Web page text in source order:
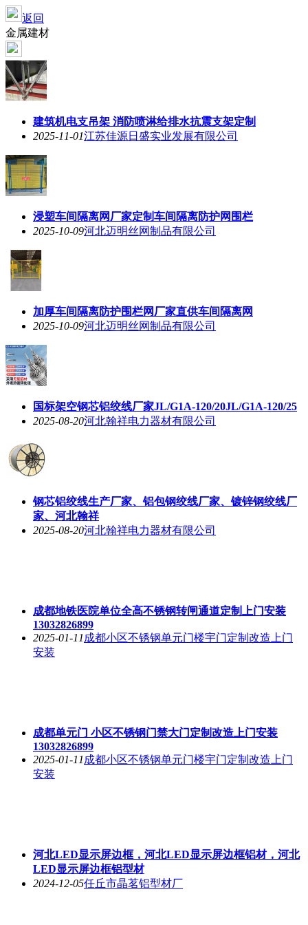
返回
金属建材
建筑机电支吊架 消防喷淋给排水抗震支架定制
2025-11-01江苏佳源日盛实业发展有限公司
浸塑车间隔离网厂家定制车间隔离防护网围栏
2025-10-09河北迈明丝网制品有限公司
加厚车间隔离防护围栏网厂家直供车间隔离网
2025-10-09河北迈明丝网制品有限公司
国标架空钢芯铝绞线厂家JL/G1A-120/20JL/G1A-120/25
2025-08-20河北翰祥电力器材有限公司
钢芯铝绞线生产厂家、铝包钢绞线厂家、镀锌钢绞线厂
家、河北翰祥
2025-08-20河北翰祥电力器材有限公司
成都地铁医院单位全高不锈钢转闸通道定制上门安装
13032826899
2025-01-11 成都小区不锈钢单元门楼宇门定制改造上门
安装
成都单元门 小区不锈钢门禁大门定制改造上门安装
13032826899
2025-01-11 成都小区不锈钢单元门楼宇门定制改造上门
安装
河北LED显示屏边框，河北LED显示屏边框铝材，河北
LED显示屏边框铝型材
2024-12-05任丘市晶茗铝型材厂